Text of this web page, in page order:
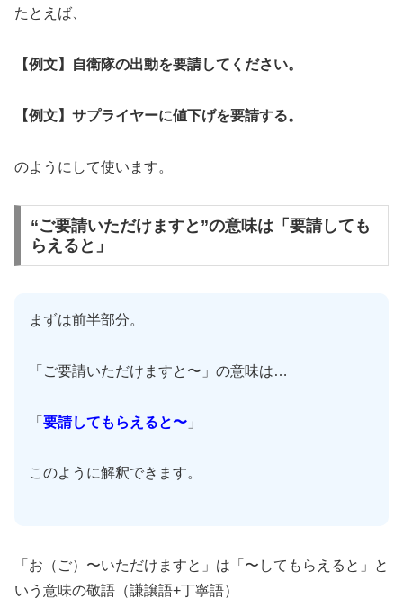
たとえば、
【例文】自衛隊の出動を要請してください。
【例文】サプライヤーに値下げを要請する。
のようにして使います。
“ご要請いただけますと”の意味は「要請しても
らえると」
まずは前半部分。
「ご要請いただけますと〜」の意味は…
「 要請してもらえると〜 」
このように解釈できます。
「お（ご）〜いただけますと」は「〜してもらえると」と
いう意味の敬語（謙譲語+丁寧語）